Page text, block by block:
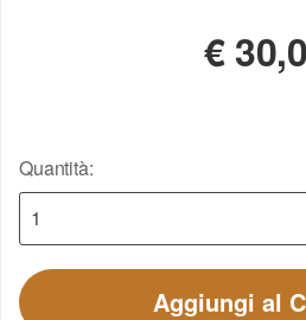
€
Quantità:
Aggiungi al